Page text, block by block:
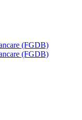
(FGDB)
(FGDB)